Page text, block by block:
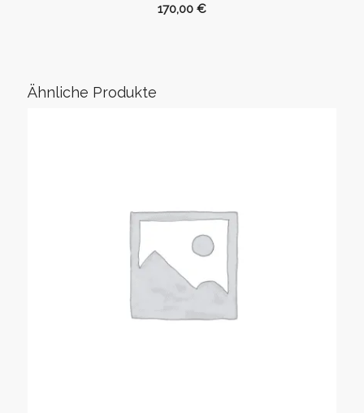
170,00 €
Ähnliche Produkte